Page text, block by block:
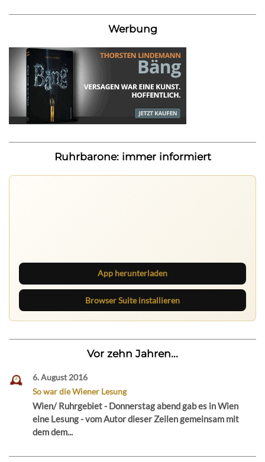
Werbung
Ruhrbarone: immer informiert
App herunterladen
Browser Suite installieren
Vor zehn Jahren...
6. August 2016
So war die Wiener Lesung
Wien/ Ruhrgebiet - Donnerstag abend gab es in Wien
eine Lesung - vom Autor dieser Zeilen gemeinsam mit
dem dem...